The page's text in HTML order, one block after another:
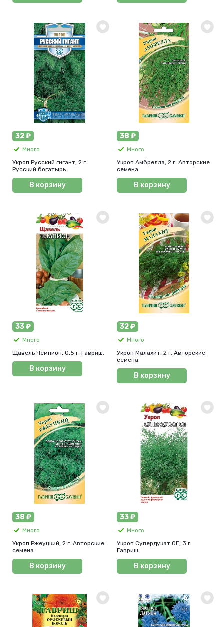
32 ₽
Много
Укроп Русский гигант, 2 г.
Русский богатырь.
В корзину
38 ₽
Много
Укроп Амбрелла, 2 г. Авторские
семена.
В корзину
33 ₽
Много
Щавель Чемпион, 0,5 г. Гавриш.
В корзину
32 ₽
Много
Укроп Малахит, 2 г. Авторские
семена.
В корзину
38 ₽
Много
Укроп Ржеуцкий, 2 г. Авторские
семена.
В корзину
33 ₽
Много
Укроп Супердукат ОЕ, 3 г.
Гавриш.
В корзину